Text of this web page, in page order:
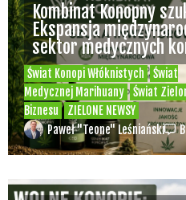
Świat Konopi Włóknistych
Świat
Medycznej Marihuany
Świat
Biznesu
ZIELONE NEWSY
Kombinat Konopny
Ekspansja
sektor medycznych
Paweł "Teone" Leśniański